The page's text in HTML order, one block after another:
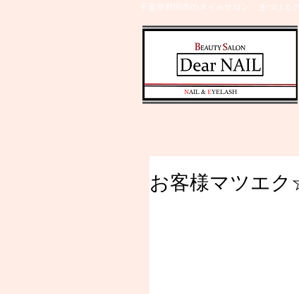
千葉県野田市のネイルサロン、まつげ
​NAIL & EYELASH
お客様マツエ